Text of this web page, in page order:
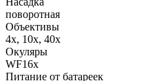
поворотная
Объективы
4х, 10х, 40х
Окуляры
WF16x
Питание от батареек